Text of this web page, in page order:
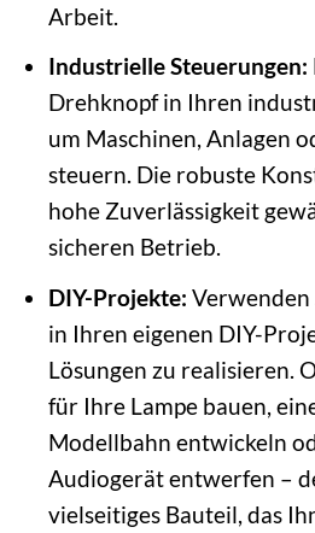
Arbeit.
Industrielle Steuerungen:
Drehknopf in Ihren
um Maschinen, Anlagen
steuern. Die robuste
hohe Zuverlässigkeit
sicheren Betrieb.
DIY-Projekte: Verwenden
in Ihren eigenen DIY-
Lösungen zu realisieren.
für Ihre Lampe bauen,
Modellbahn entwickeln
Audiogerät entwerfen –
vielseitiges Bauteil, das